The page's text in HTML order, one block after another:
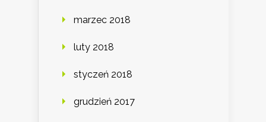
marzec 2018
luty 2018
styczeń 2018
grudzień 2017